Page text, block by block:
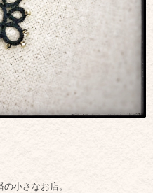
小さなお店。